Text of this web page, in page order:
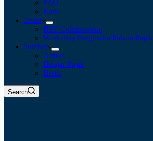
FAQ
Karir
Event
BBF Collaboration
Workshop Pengusaha Paham Pajak
Sumber
Artikel
Belajar Pajak
Berita
Search